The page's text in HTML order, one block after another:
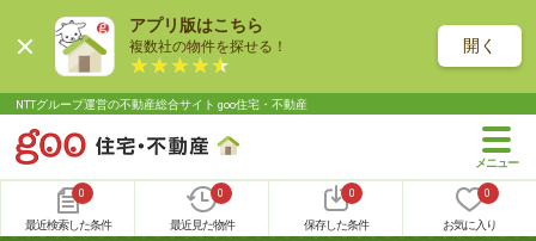
アプリ版はこちら
複数社の物件を探せる！ 開く
NTTグループ運営の不動産総合サイト goo住宅・不動産
0
最近検索した条件
0
最近見た物件
0
保存した条件
0
お気に入り